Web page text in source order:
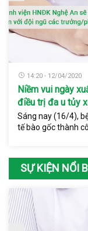
14:20 - 12/04/2020
Niềm vui ngày
điều trị đa u tủy
Sáng nay (16/4),
tế bào gốc thành
SỰ KIỆN NỔI